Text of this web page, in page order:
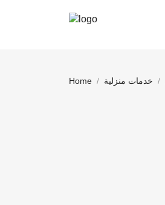
Home خدمات منزلية